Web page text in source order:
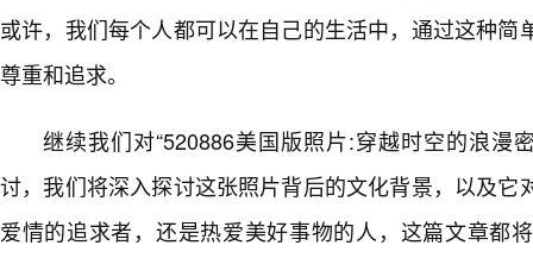
或许，我们每个人都可以在自己的生活中，通过这种简
尊重和追求。
继续我们对“520886美国版照片:穿越时空的浪漫
讨，我们将深入探讨这张照片背后的文化背景，以及它
爱情的追求者，还是热爱美好事物的人，这篇文章都